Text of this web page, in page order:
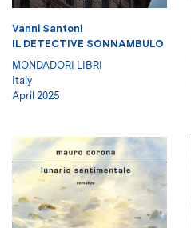
Vanni Santoni
IL DETECTIVE SONNAMBULO
MONDADORI LIBRI
Italy
April 2025